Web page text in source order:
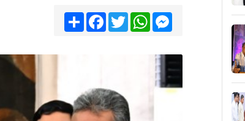
ShareFacebook
TwitterWhatsApp